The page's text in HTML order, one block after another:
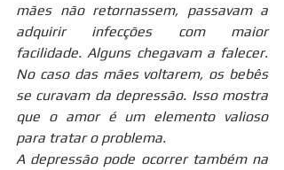
mães não retornassem, passavam a
adquirir infecções com maior
facilidade. Alguns chegavam a falecer.
No caso das mães voltarem, os bebês
se curavam da depressão. Isso mostra
que o amor é um elemento valioso
para tratar o problema.
A depressão pode ocorrer também na